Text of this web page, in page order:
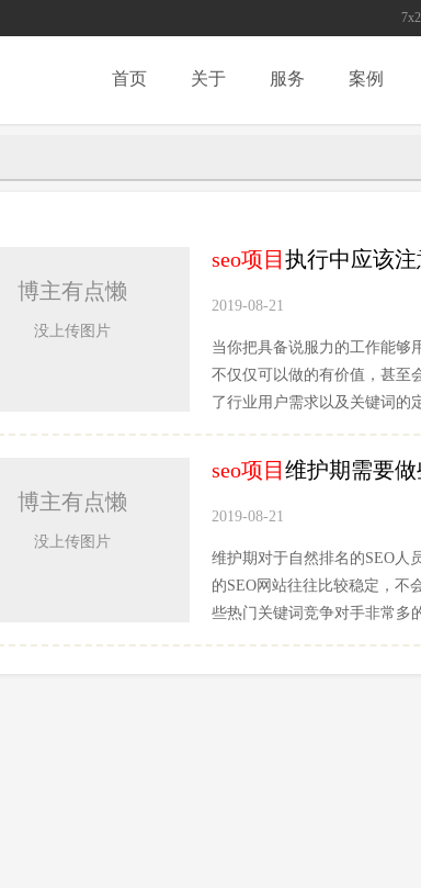
首页 关于 服务 案例
博主有点懒
没上传图片
seo项目 执行中应该注
2019-08-21
当你把具备说服力的工作能够
不仅仅可以做的有价值，甚至
了行业用户需求以及关键词的
博主有点懒
没上传图片
seo项目 维护期需要做
2019-08-21
维护期对于自然排名的SEO人
的SEO网站往往比较稳定，不
些热门关键词竞争对手非常多